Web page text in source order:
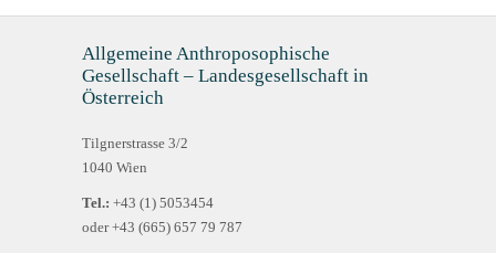
Allgemeine Anthroposophische
Gesellschaft – Landesgesellschaft in
Österreich
Tilgnerstrasse 3/2
1040 Wien
Tel.: +43 (1) 5053454
oder +43 (665) 657 79 787